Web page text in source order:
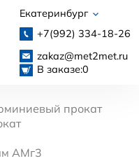
Екатеринбург
+7(992) 334-18-26
zakaz@met2met.ru
В заказе:0
прокат
АМг3